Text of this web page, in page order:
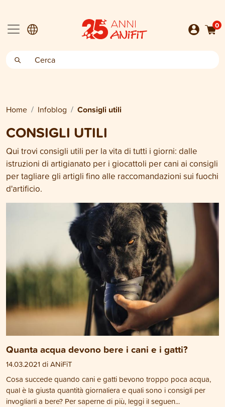
0
Home Infoblog Consigli utili
CONSIGLI UTILI
Qui trovi consigli utili per la vita di tutti i giorni: dalle
istruzioni di artigianato per i giocattoli per cani ai consigli
per tagliare gli artigli fino alle raccomandazioni sui fuochi
d'artificio.
Quanta acqua devono bere i cani e i gatti?
14.03.2021 di ANiFiT
Cosa succede quando cani e gatti bevono troppo poca acqua,
qual è la giusta quantità giornaliera e quali sono i consigli per
invogliarli a bere? Per saperne di più, leggi il seguen...